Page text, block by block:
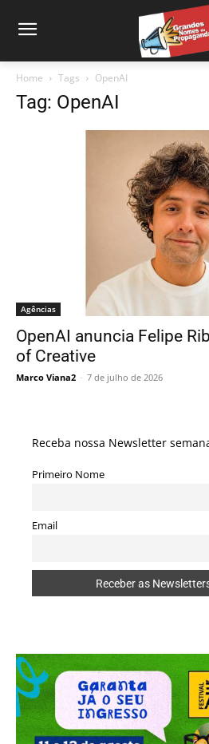
Home Tags OpenAI
Tag: OpenAI
Agências
OpenAI anuncia Felipe
of Creative
Marco Viana2 - 7 de julho de 2026
Receba nossa Newsletter
Primeiro Nome
Email